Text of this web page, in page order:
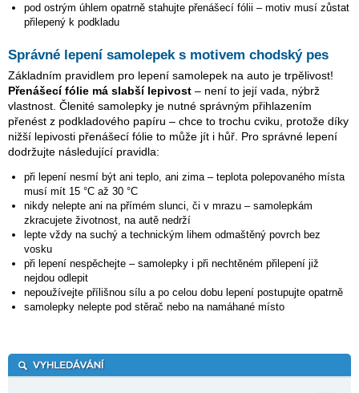
pod ostrým úhlem opatrně stahujte přenášecí fólii – motiv musí zůstat
přilepený k podkladu
Správné lepení samolepek s motivem chodský pes
Základním pravidlem pro lepení samolepek na auto je trpělivost!
Přenášecí fólie má slabší lepivost – není to její vada, nýbrž
vlastnost. Členité samolepky je nutné správným přihlazením
přenést z podkladového papíru – chce to trochu cviku, protože díky
nižší lepivosti přenášecí fólie to může jít i hůř. Pro správné lepení
dodržujte následující pravidla:
při lepení nesmí být ani teplo, ani zima – teplota polepovaného místa
musí mít 15 °C až 30 °C
nikdy nelepte ani na přímém slunci, či v mrazu – samolepkám
zkracujete životnost, na autě nedrží
lepte vždy na suchý a technickým lihem odmaštěný povrch bez
vosku
při lepení nespěchejte – samolepky i při nechtěném přilepení již
nejdou odlepit
nepoužívejte přílišnou sílu a po celou dobu lepení postupujte opatrně
samolepky nelepte pod stěrač nebo na namáhané místo